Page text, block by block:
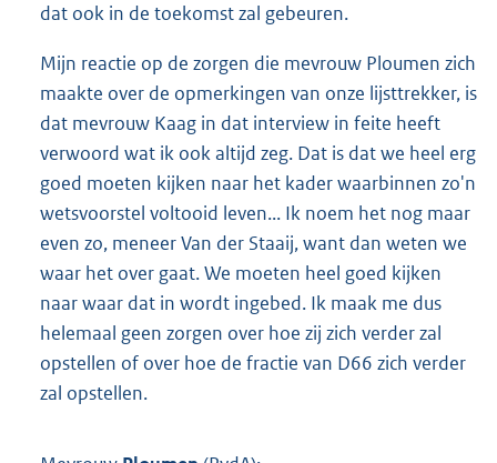
dat ook in de toekomst zal gebeuren.
Mijn reactie op de zorgen die mevrouw Ploumen zich
maakte over de opmerkingen van onze lijsttrekker, is
dat mevrouw Kaag in dat interview in feite heeft
verwoord wat ik ook altijd zeg. Dat is dat we heel erg
goed moeten kijken naar het kader waarbinnen zo'n
wetsvoorstel voltooid leven... Ik noem het nog maar
even zo, meneer Van der Staaij, want dan weten we
waar het over gaat. We moeten heel goed kijken
naar waar dat in wordt ingebed. Ik maak me dus
helemaal geen zorgen over hoe zij zich verder zal
opstellen of over hoe de fractie van D66 zich verder
zal opstellen.